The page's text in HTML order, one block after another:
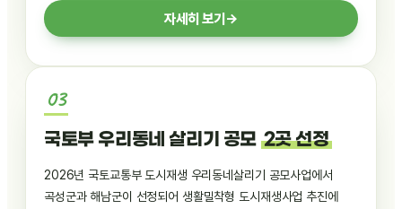
자세히 보기→
국토부 우리동네 살리기 공모 2곳 선정
2026년 국토교통부 도시재생 우리동네살리기 공모사업에서
곡성군과 해남군이 선정되어 생활밀착형 도시재생사업 추진에